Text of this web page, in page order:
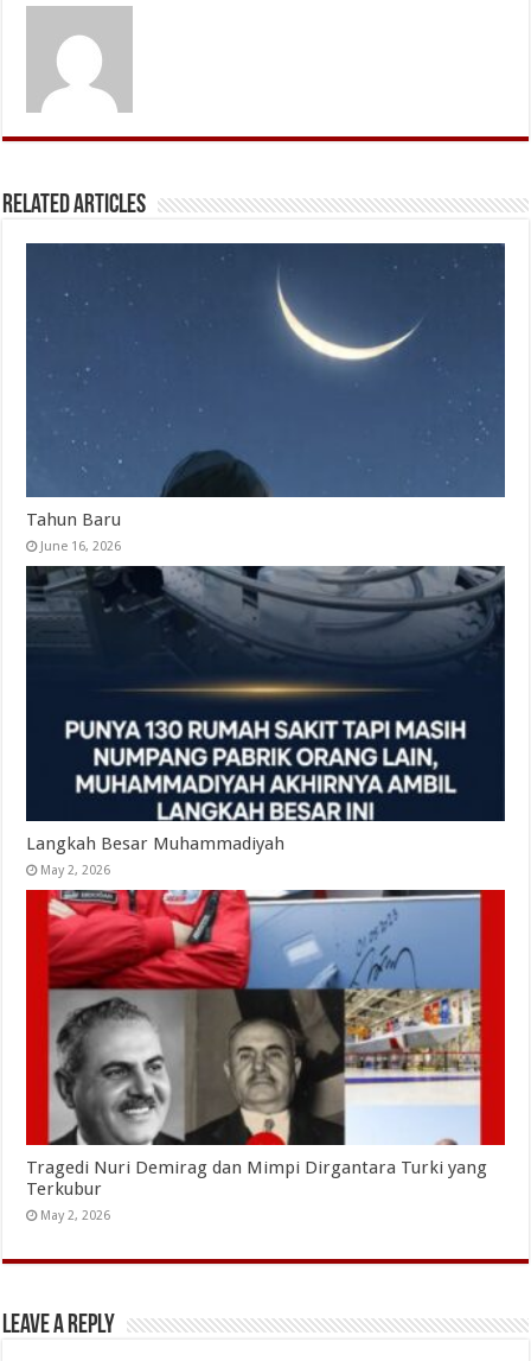
Related Articles
Tahun Baru
June 16, 2026
Langkah Besar Muhammadiyah
May 2, 2026
Tragedi Nuri Demirag dan Mimpi Dirgantara Turki yang
Terkubur
May 2, 2026
Leave a Reply